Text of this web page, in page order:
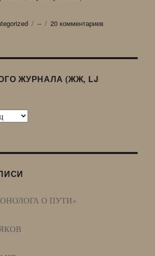
Метки
-- 20 комментариевк
в
ЖУРНАЛА (ЖЖ, LJ
О ПУТИ»